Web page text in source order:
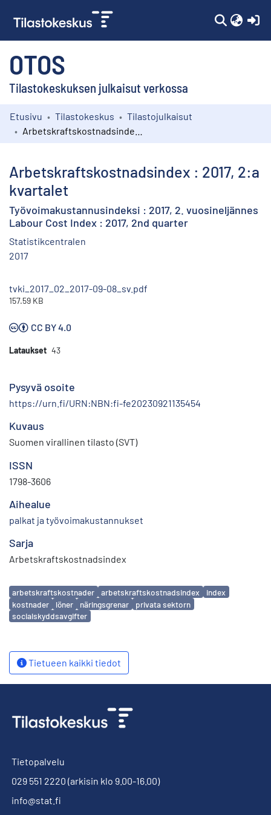
OTOS
Tilastokeskuksen julkaisut verkossa
Kokoelmat
Etusivu Tilastokeskus
Tilastojulkaisut
Arbetskraftskostnadsindex : 2017, 2:a
kvartalet
Työvoimakustannusindeksi : 2017, 2. vuosineljännes
Labour Cost Index : 2017, 2nd quarter
Statistikcentralen
2017
tvki_2017_02_2017-09-08_sv.pdf
157.59 KB
CC BY 4.0
Lataukset 43
Pysyvä osoite
https://urn.fi/URN:NBN:fi-fe20230921135454
Kuvaus
Suomen virallinen tilasto (SVT)
ISSN
1798-3606
Aihealue
palkat ja työvoimakustannukset
Sarja
Arbetskraftskostnadsindex
Avainsanat
arbetskraftskostnader arbetskraftskostnadsindex
index
kostnader
löner näringsgrenar
privata sektorn
socialskyddsavgifter
Tietueen kaikki tiedot
Tietopalvelu
029 551 2220 (arkisin klo 9.00-16.00)
info@stat.fi